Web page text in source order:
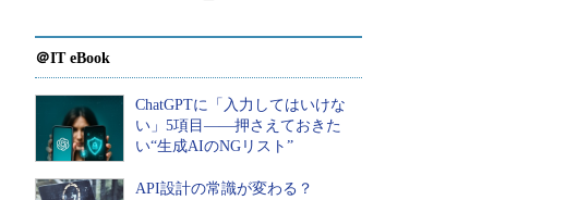
＠IT eBook
ChatGPTに「入力してはいけな
い」5項目――押さえておきた
い“生成AIのNGリスト”
API設計の常識が変わる？